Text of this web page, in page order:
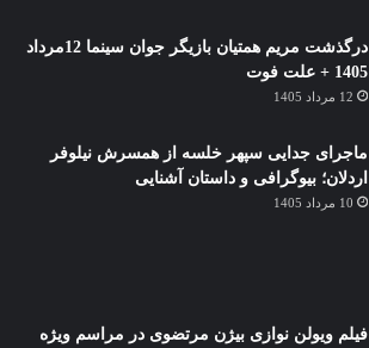
درگذشت مریم همتیان بازیگر جوان سینما 12مرداد
1405 + علت فوت
12 مرداد 1405
ماجرای جدایی سپهر خلسه از همسرش نیلوفر
اردلان؛ بیوگرافی و داستان آشنایی
10 مرداد 1405
فیلم ویولن نوازی بیژن مرتضوی در مراسم ویژه